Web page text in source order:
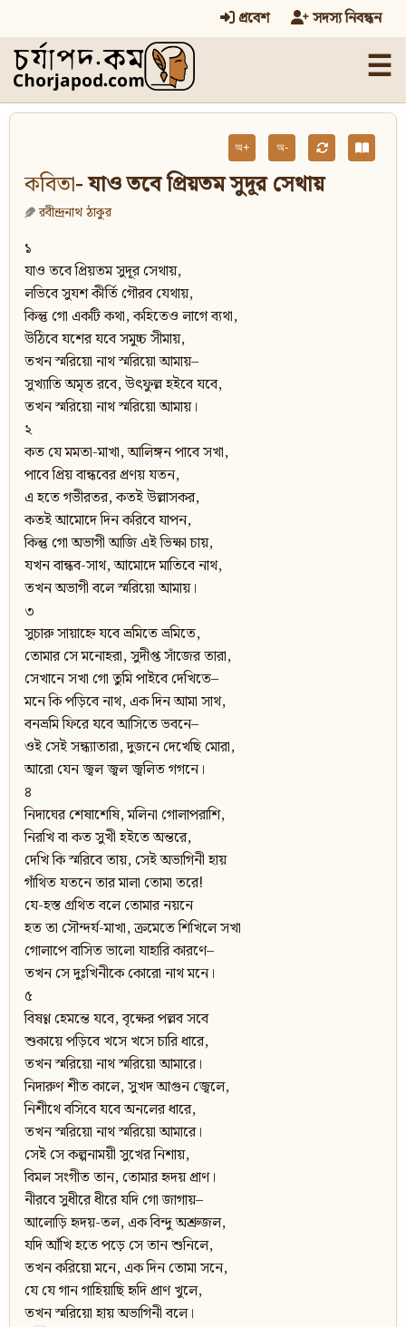
প্রবেশ সদস্য নিবন্ধন
☰
অ+ অ-
কবিতা- যাও তবে প্রিয়তম সুদূর সেথায়
রবীন্দ্রনাথ ঠাকুর
১
যাও তবে প্রিয়তম সুদূর সেথায়,
লভিবে সুযশ কীর্তি গৌরব যেথায়,
কিন্তু গো একটি কথা, কহিতেও লাগে ব্যথা,
উঠিবে যশের যবে সমুচ্চ সীমায়,
তখন স্মরিয়ো নাথ স্মরিয়ো আমায়–
সুখ্যাতি অমৃত রবে, উৎফুল্ল হইবে যবে,
তখন স্মরিয়ো নাথ স্মরিয়ো আমায়।
২
কত যে মমতা-মাখা, আলিঙ্গন পাবে সখা,
পাবে প্রিয় বান্ধবের প্রণয় যতন,
এ হতে গভীরতর, কতই উল্লাসকর,
কতই আমোদে দিন করিবে যাপন,
কিন্তু গো অভাগী আজি এই ভিক্ষা চায়,
যখন বান্ধব-সাথ, আমোদে মাতিবে নাথ,
তখন অভাগী বলে স্মরিয়ো আমায়।
৩
সুচারু সায়াহ্নে যবে ভ্রমিতে ভ্রমিতে,
তোমার সে মনোহরা, সুদীপ্ত সাঁজের তারা,
সেখানে সখা গো তুমি পাইবে দেখিতে–
মনে কি পড়িবে নাথ, এক দিন আমা সাথ,
বনভ্রমি ফিরে যবে আসিতে ভবনে–
ওই সেই সন্ধ্যাতারা, দুজনে দেখেছি মোরা,
আরো যেন জ্বল জ্বল জ্বলিত গগনে।
৪
নিদাঘের শেষাশেষি, মলিনা গোলাপরাশি,
নিরখি বা কত সুখী হইতে অন্তরে,
দেখি কি স্মরিবে তায়, সেই অভাগিনী হায়
গাঁথিত যতনে তার মালা তোমা তরে!
যে-হস্ত গ্রথিত বলে তোমার নয়নে
হত তা সৌন্দর্য-মাখা, ক্রমেতে শিখিলে সখা
গোলাপে বাসিত ভালো যাহারি কারণে–
তখন সে দুঃখিনীকে কোরো নাথ মনে।
৫
বিষণ্ণ হেমন্তে যবে, বৃক্ষের পল্লব সবে
শুকায়ে পড়িবে খসে খসে চারি ধারে,
তখন স্মরিয়ো নাথ স্মরিয়ো আমারে।
নিদারুণ শীত কালে, সুখদ আগুন জ্বেলে,
নিশীথে বসিবে যবে অনলের ধারে,
তখন স্মরিয়ো নাথ স্মরিয়ো আমারে।
সেই সে কল্পনাময়ী সুখের নিশায়,
বিমল সংগীত তান, তোমার হৃদয় প্রাণ।
নীরবে সুধীরে ধীরে যদি গো জাগায়–
আলোড়ি হৃদয়-তল, এক বিন্দু অশ্রুজল,
যদি আঁখি হতে পড়ে সে তান শুনিলে,
তখন করিয়ো মনে, এক দিন তোমা সনে,
যে যে গান গাহিয়াছি হৃদি প্রাণ খুলে,
তখন স্মরিয়ো হায় অভাগিনী বলে।